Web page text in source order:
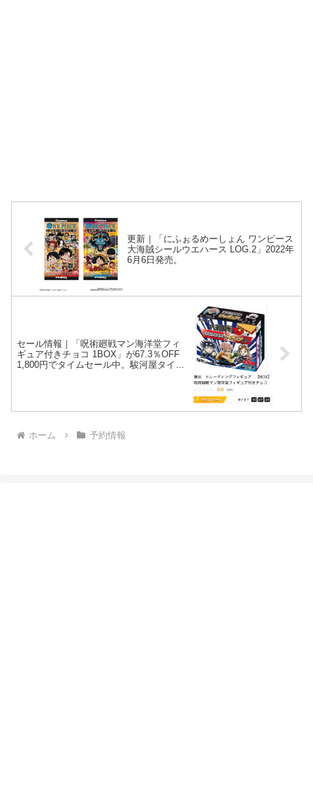
更新｜「にふぉるめーしょん ワンピース
大海賊シールウエハース LOG.2」2022年
6月6日発売。
セール情報｜「呪術廻戦マン海洋堂フィ
ギュア付きチョコ 1BOX」が67.3％OFF
1,800円でタイムセール中。駿河屋タイム
ホーム 予約情報